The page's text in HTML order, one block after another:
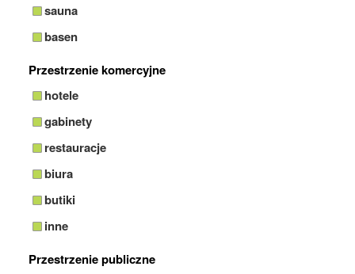
sauna
basen
Przestrzenie komercyjne
hotele
gabinety
restauracje
biura
butiki
inne
Przestrzenie publiczne